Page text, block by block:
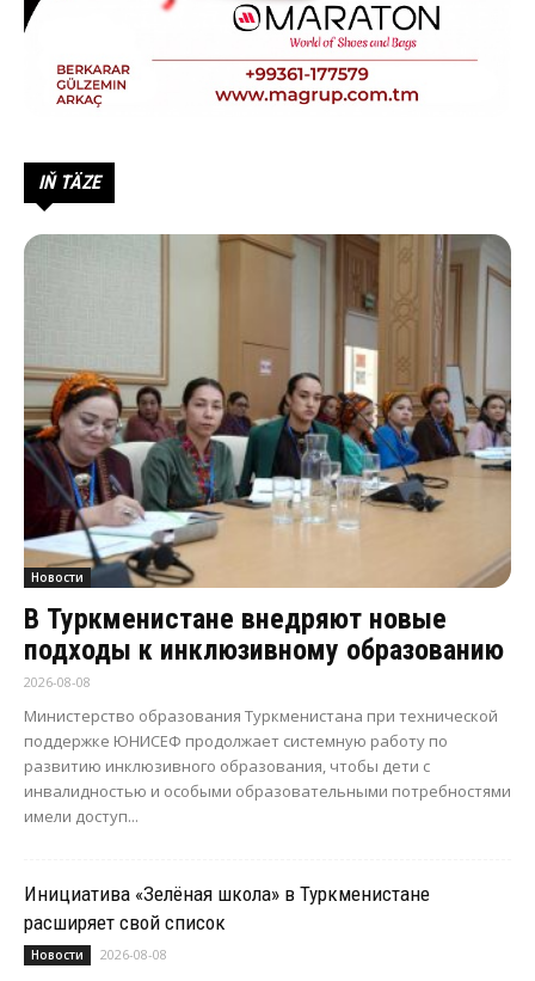
IŇ TÄZE
Новости
В Туркменистане внедряют новые
подходы к инклюзивному образованию
2026-08-08
Министерство образования Туркменистана при технической
поддержке ЮНИСЕФ продолжает системную работу по
развитию инклюзивного образования, чтобы дети с
инвалидностью и особыми образовательными потребностями
имели доступ...
Инициатива «Зелёная школа» в Туркменистане
расширяет свой список
Новости 2026-08-08